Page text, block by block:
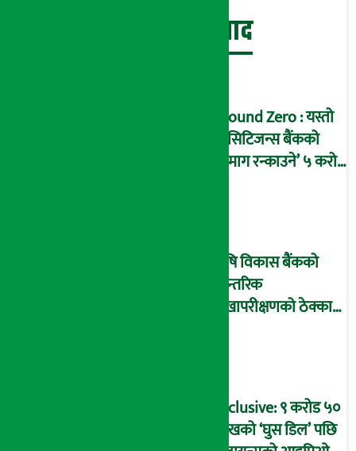
बेथिति मुर्दाबाद
Ground Zero : यस्तो
छ सिटिजन्स बैंकको
‘दिमाग रन्काउने’ ५ करोड
कृषि विकास बैंकको
आन्तरिक
लेखापरीक्षणको ठेक्का
आरोप !
Exclusive: ९ करोड ५०
लाखको ‘घुस डिल’ पछि